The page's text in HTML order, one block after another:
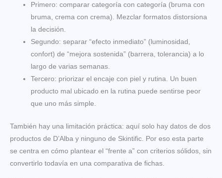
Primero: comparar categoría con categoría (bruma con
bruma, crema con crema). Mezclar formatos distorsiona
la decisión.
Segundo: separar “efecto inmediato” (luminosidad,
confort) de “mejora sostenida” (barrera, tolerancia) a lo
largo de varias semanas.
Tercero: priorizar el encaje con piel y rutina. Un buen
producto mal ubicado en la rutina puede sentirse peor
que uno más simple.
También hay una limitación práctica: aquí solo hay datos de dos
productos de D’Alba y ninguno de Skintific. Por eso esta parte
se centra en cómo plantear el “frente a” con criterios sólidos, sin
convertirlo todavía en una comparativa de fichas.